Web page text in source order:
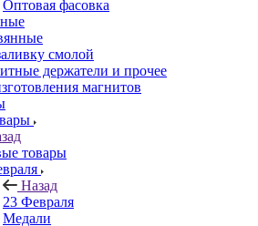
Оптовая фасовка
смолой
держатели и прочее
магнитов
товары
Назад
23 Февраля
Медали